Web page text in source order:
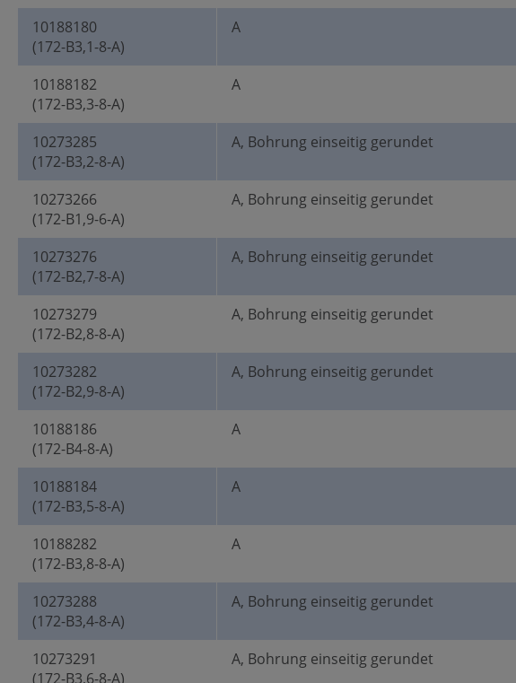
10188180
(172-B3,1-8-A)
A
10188182
(172-B3,3-8-A)
A
10273285
(172-B3,2-8-A)
A, Bohrung einseitig gerundet
10273266
(172-B1,9-6-A)
A, Bohrung einseitig gerundet
10273276
(172-B2,7-8-A)
A, Bohrung einseitig gerundet
10273279
(172-B2,8-8-A)
A, Bohrung einseitig gerundet
10273282
(172-B2,9-8-A)
A, Bohrung einseitig gerundet
10188186
(172-B4-8-A)
A
10188184
(172-B3,5-8-A)
A
10188282
(172-B3,8-8-A)
A
10273288
(172-B3,4-8-A)
A, Bohrung einseitig gerundet
10273291
(172-B3,6-8-A)
A, Bohrung einseitig gerundet